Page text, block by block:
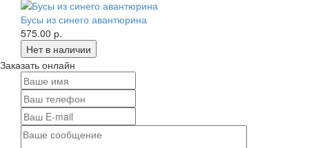
Бусы из синего авантюрина
575.00 р.
Заказать онлайн